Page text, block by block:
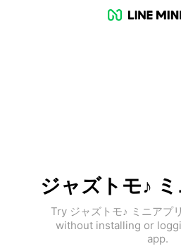
ジャズトモ♪
Try ジャズトモ♪ ミニアプ
without installing or
app.